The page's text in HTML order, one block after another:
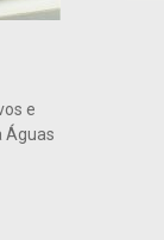
e
Águas